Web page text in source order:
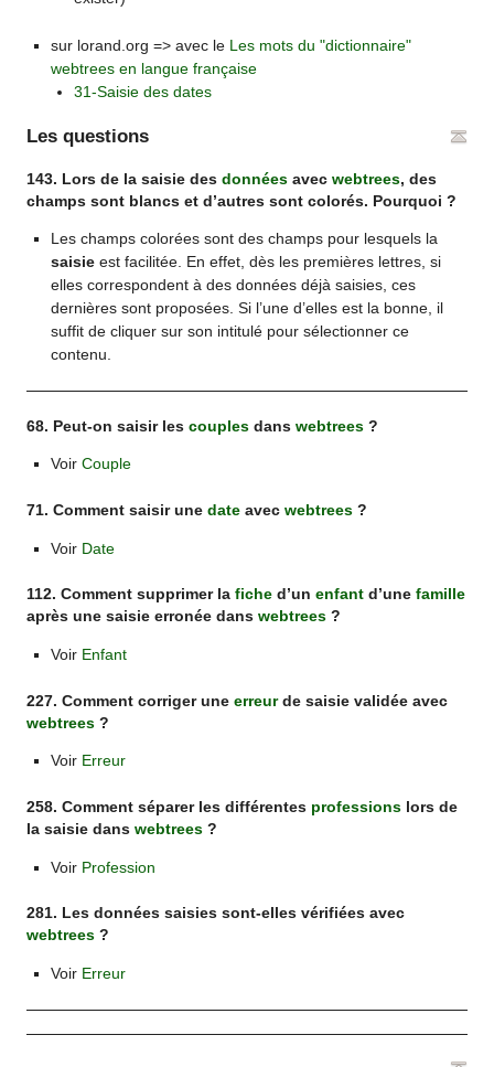
sur lorand.org => avec le Les mots du "dictionnaire"
webtrees en langue française
31-Saisie des dates
Les questions
143. Lors de la saisie desdonnées avecwebtrees, des
champs sont blancs et d’autres sont colorés. Pourquoi ?
Les champs colorées sont des champs pour lesquels la
saisieest facilitée. En effet, dès les premières lettres, si
elles correspondent à des données déjà saisies, ces
dernières sont proposées. Si l’une d’elles est la bonne, il
suffit de cliquer sur son intitulé pour sélectionner ce
contenu.
68. Peut-on saisir lescouples danswebtrees ?
Voir Couple
71. Comment saisir unedate avecwebtrees ?
Voir Date
112. Comment supprimer lafiche d’unenfant d’unefamille
après une saisie erronée danswebtrees ?
Voir Enfant
227. Comment corriger uneerreurde saisie validée avec
webtrees ?
Voir Erreur
258. Comment séparer les différentes professions lors de
la saisie danswebtrees ?
Voir Profession
281. Les données saisies sont-elles vérifiées avec
webtrees ?
Voir Erreur